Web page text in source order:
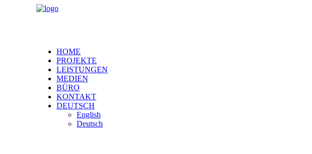
HOME
PROJEKTE
LEISTUNGEN
MEDIEN
BÜRO
KONTAKT
DEUTSCH
English
Deutsch